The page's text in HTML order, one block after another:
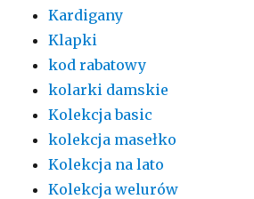
Kardigany
Klapki
kod rabatowy
kolarki damskie
Kolekcja basic
kolekcja masełko
Kolekcja na lato
Kolekcja welurów